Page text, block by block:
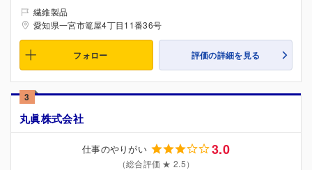
繊維製品
愛知県一宮市篭屋4丁目11番36号
フォロー 評価の詳細を見る
3
丸眞株式会社
仕事のやりがい 3.0
（総合評価 ★ 2.5）